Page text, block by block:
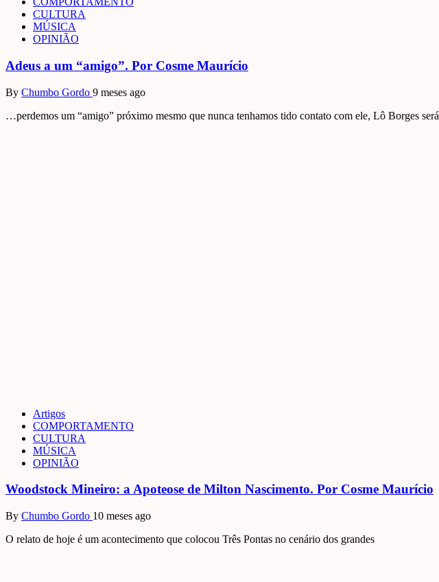
CULTURA
MÚSICA
OPINIÃO
Adeus a um “amigo”. Por Cosme Maurício
By Chumbo Gordo 9 meses ago
…perdemos um “amigo” próximo mesmo que nunca tenhamos tido contato com ele, Lô Borges será
Artigos
COMPORTAMENTO
CULTURA
MÚSICA
OPINIÃO
Woodstock Mineiro: a Apoteose de Milton Nascimento. Por Cosme Maurício
By Chumbo Gordo 10 meses ago
O relato de hoje é um acontecimento que colocou Três Pontas no cenário dos grandes